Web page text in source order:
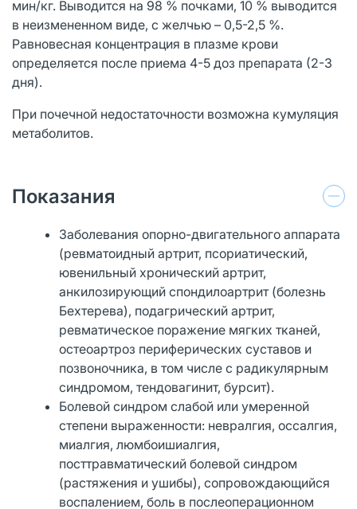
мин/кг. Выводится на 98 % почками, 10 % выводится
в неизмененном виде, с желчью – 0,5-2,5 %.
Равновесная концентрация в плазме крови
определяется после приема 4-5 доз препарата (2-3
дня).
При почечной недостаточности возможна кумуляция
метаболитов.
Показания
Заболевания опорно-двигательного аппарата
(ревматоидный артрит, псориатический,
ювенильный хронический артрит,
анкилозирующий спондилоартрит (болезнь
Бехтерева), подагрический артрит,
ревматическое поражение мягких тканей,
остеоартроз периферических суставов и
позвоночника, в том числе с радикулярным
синдромом, тендовагинит, бурсит).
Болевой синдром слабой или умеренной
степени выраженности: невралгия, оссалгия,
миалгия, люмбоишиалгия,
посттравматический болевой синдром
(растяжения и ушибы), сопровождающийся
воспалением, боль в послеоперационном